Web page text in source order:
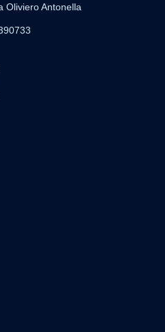
Oliviero Antonella